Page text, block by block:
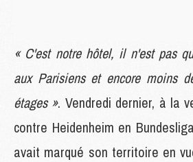
« C'est notre hôtel, il n'est pas
aux Parisiens et encore moins
étages ». Vendredi dernier, à la
contre Heidenheim en
avait marqué son territoire en